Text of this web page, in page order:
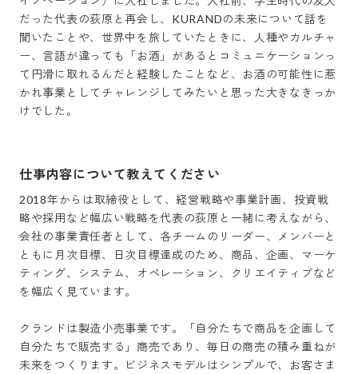
だった代表の荻原と再会し、KURANDの未来について話を
聞いたことや、世界中を旅していたときに、人種やカルチャ
ー、言語が違っても「お酒」があるとコミュニケーションっ
て円滑に取れるんだと経験したことなど、お酒の可能性に惹
かれ事業としてチャレンジしてみたいと思った大きなきっか
けでした。
仕事内容について教えてください
2018年からは取締役として、経営戦略や事業計画、投資戦
略や採用など幅広い戦略を代表の荻原と一緒に考えながら、
会社の事業責任者として、各チームのリーダー、メンバーと
ともに月次目標、日次目標達成のため、商品、企画、マーケ
ティング、システム、オペレーション、クリエイティブなど
を幅広く見ています。
クランドは製造小売事業です。「自分たちで商品を企画して
自分たちで販売する」商売であり、毎日の商売の積み重ねが
未来をつくります。ビジネスモデルはシンプルで、お客さま